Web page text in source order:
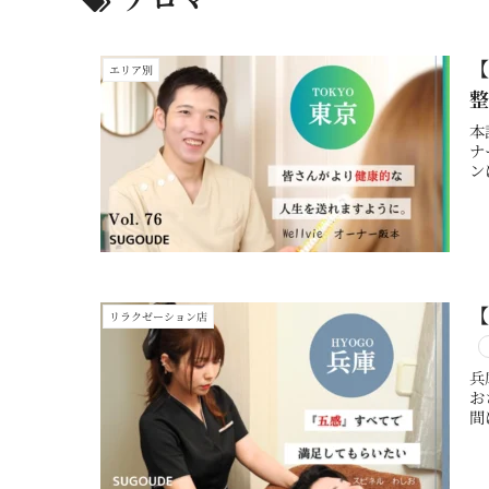
エリア別
リラクゼーション店